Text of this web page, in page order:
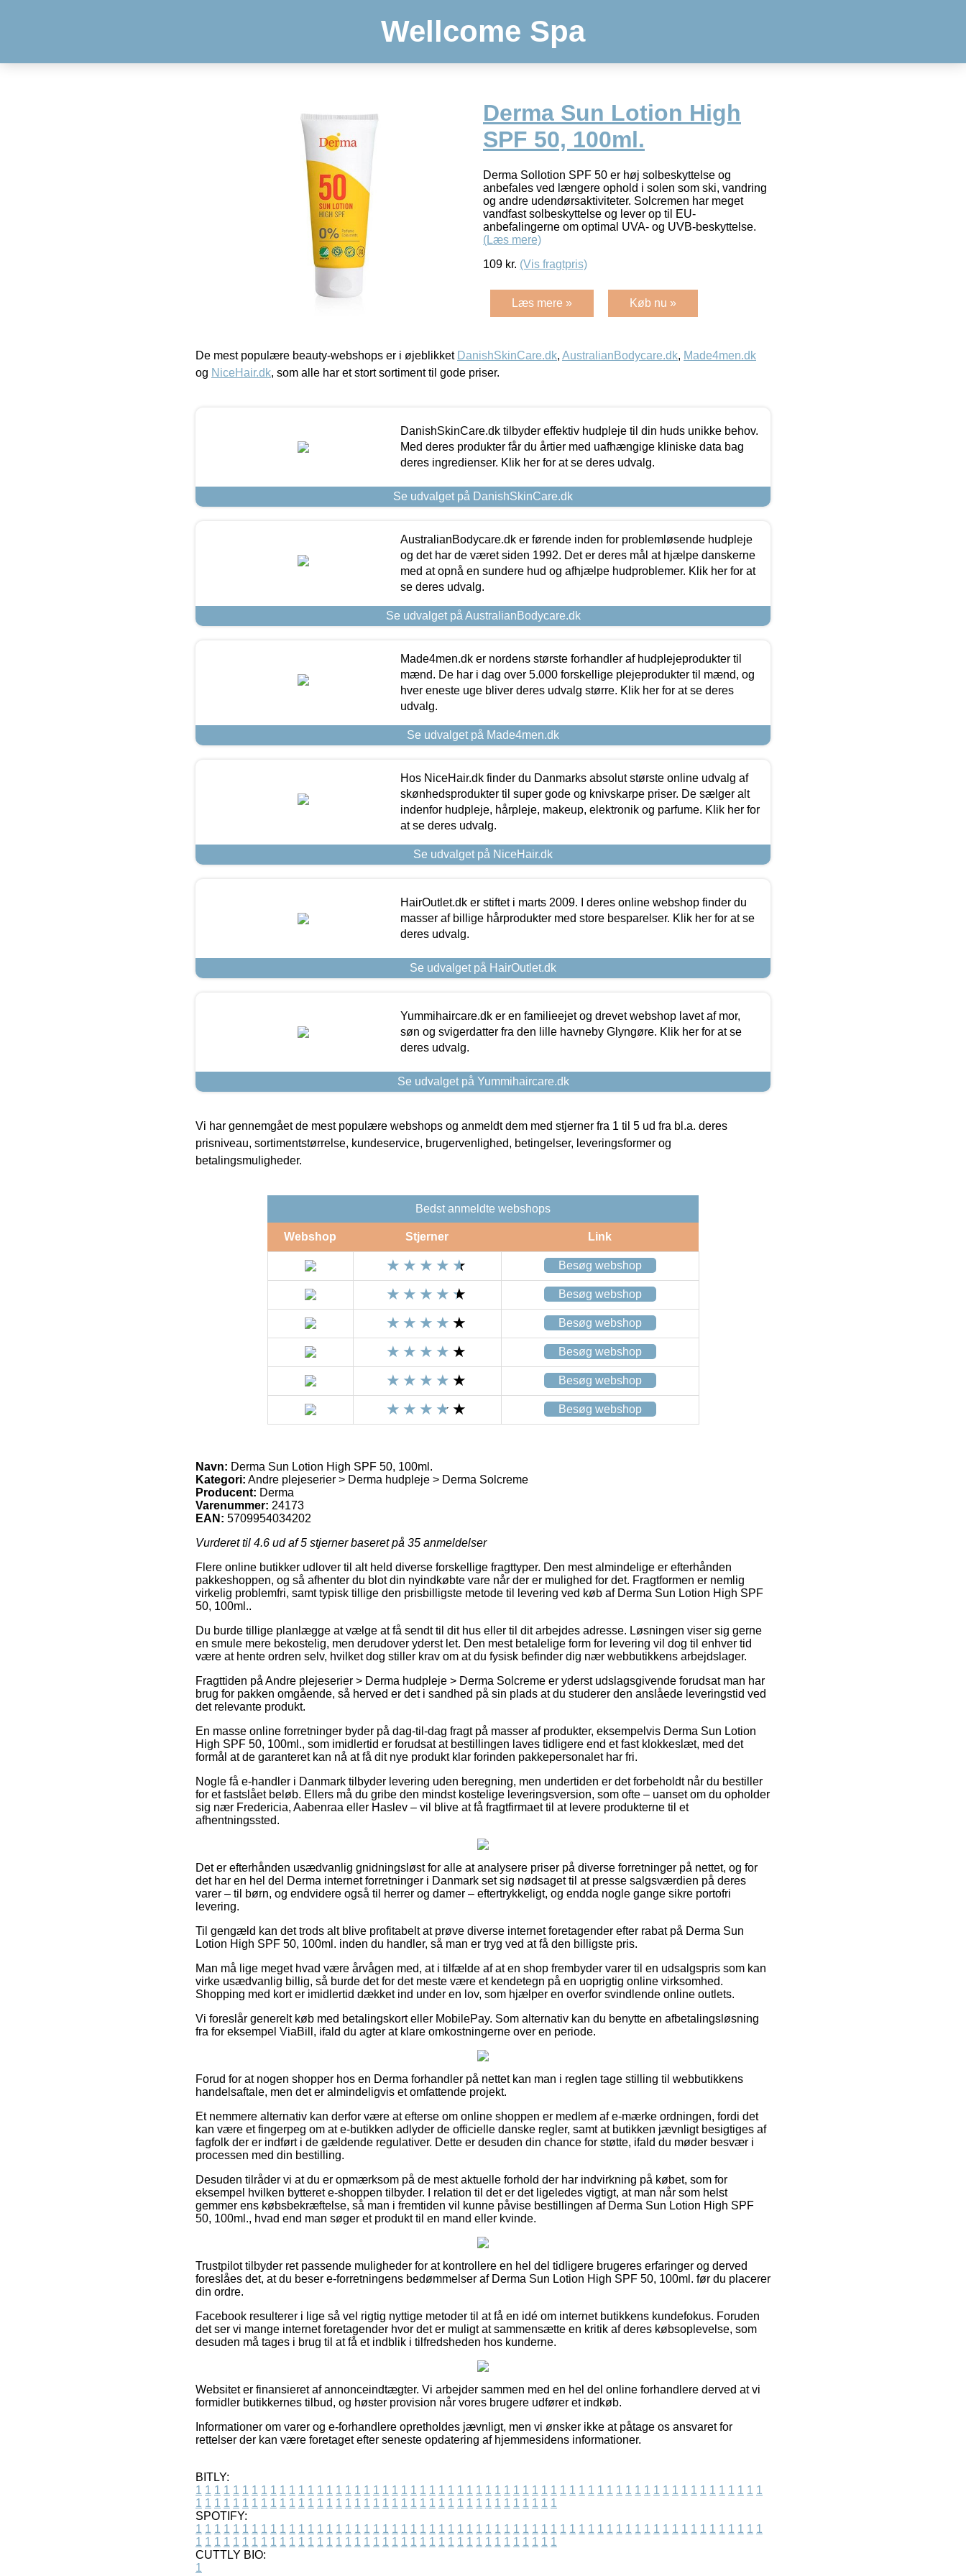
Wellcome Spa
Derma Sun Lotion High
SPF 50, 100ml.
Derma Sollotion SPF 50 er høj solbeskyttelse og
anbefales ved længere ophold i solen som ski, vandring
og andre udendørsaktiviteter. Solcremen har meget
vandfast solbeskyttelse og lever op til EU-
anbefalingerne om optimal UVA- og UVB-beskyttelse.
(Læs mere)
109 kr. (Vis fragtpris)
Læs mere » Køb nu »
De mest populære beauty-webshops er i øjeblikket DanishSkinCare.dk, AustralianBodycare.dk, Made4men.dk
og NiceHair.dk, som alle har et stort sortiment til gode priser.
DanishSkinCare.dk tilbyder effektiv hudpleje til din huds unikke behov.
Med deres produkter får du årtier med uafhængige kliniske data bag
deres ingredienser. Klik her for at se deres udvalg.
Se udvalget på DanishSkinCare.dk
AustralianBodycare.dk er førende inden for problemløsende hudpleje
og det har de været siden 1992. Det er deres mål at hjælpe danskerne
med at opnå en sundere hud og afhjælpe hudproblemer. Klik her for at
se deres udvalg.
Se udvalget på AustralianBodycare.dk
Made4men.dk er nordens største forhandler af hudplejeprodukter til
mænd. De har i dag over 5.000 forskellige plejeprodukter til mænd, og
hver eneste uge bliver deres udvalg større. Klik her for at se deres
udvalg.
Se udvalget på Made4men.dk
Hos NiceHair.dk finder du Danmarks absolut største online udvalg af
skønhedsprodukter til super gode og knivskarpe priser. De sælger alt
indenfor hudpleje, hårpleje, makeup, elektronik og parfume. Klik her for
at se deres udvalg.
Se udvalget på NiceHair.dk
HairOutlet.dk er stiftet i marts 2009. I deres online webshop finder du
masser af billige hårprodukter med store besparelser. Klik her for at se
deres udvalg.
Se udvalget på HairOutlet.dk
Yummihaircare.dk er en familieejet og drevet webshop lavet af mor,
søn og svigerdatter fra den lille havneby Glyngøre. Klik her for at se
deres udvalg.
Se udvalget på Yummihaircare.dk
Vi har gennemgået de mest populære webshops og anmeldt dem med stjerner fra 1 til 5 ud fra bl.a. deres
prisniveau, sortimentstørrelse, kundeservice, brugervenlighed, betingelser, leveringsformer og
betalingsmuligheder.
Bedst anmeldte webshops
Webshop Stjerner Link
Besøg webshop
Besøg webshop
Besøg webshop
Besøg webshop
Besøg webshop
Besøg webshop
Navn: Derma Sun Lotion High SPF 50, 100ml.
Kategori: Andre plejeserier > Derma hudpleje > Derma Solcreme
Producent: Derma
Varenummer: 24173
EAN: 5709954034202
Vurderet til 4.6 ud af 5 stjerner baseret på 35 anmeldelser
Flere online butikker udlover til alt held diverse forskellige fragttyper. Den mest almindelige er efterhånden
pakkeshoppen, og så afhenter du blot din nyindkøbte vare når der er mulighed for det. Fragtformen er nemlig
virkelig problemfri, samt typisk tillige den prisbilligste metode til levering ved køb af Derma Sun Lotion High SPF
50, 100ml..
Du burde tillige planlægge at vælge at få sendt til dit hus eller til dit arbejdes adresse. Løsningen viser sig gerne
en smule mere bekostelig, men derudover yderst let. Den mest betalelige form for levering vil dog til enhver tid
være at hente ordren selv, hvilket dog stiller krav om at du fysisk befinder dig nær webbutikkens arbejdslager.
Fragttiden på Andre plejeserier > Derma hudpleje > Derma Solcreme er yderst udslagsgivende forudsat man har
brug for pakken omgående, så herved er det i sandhed på sin plads at du studerer den anslåede leveringstid ved
det relevante produkt.
En masse online forretninger byder på dag-til-dag fragt på masser af produkter, eksempelvis Derma Sun Lotion
High SPF 50, 100ml., som imidlertid er forudsat at bestillingen laves tidligere end et fast klokkeslæt, med det
formål at de garanteret kan nå at få dit nye produkt klar forinden pakkepersonalet har fri.
Nogle få e-handler i Danmark tilbyder levering uden beregning, men undertiden er det forbeholdt når du bestiller
for et fastslået beløb. Ellers må du gribe den mindst kostelige leveringsversion, som ofte – uanset om du opholder
sig nær Fredericia, Aabenraa eller Haslev – vil blive at få fragtfirmaet til at levere produkterne til et
afhentningssted.
Det er efterhånden usædvanlig gnidningsløst for alle at analysere priser på diverse forretninger på nettet, og for
det har en hel del Derma internet forretninger i Danmark set sig nødsaget til at presse salgsværdien på deres
varer – til børn, og endvidere også til herrer og damer – eftertrykkeligt, og endda nogle gange sikre portofri
levering.
Til gengæld kan det trods alt blive profitabelt at prøve diverse internet foretagender efter rabat på Derma Sun
Lotion High SPF 50, 100ml. inden du handler, så man er tryg ved at få den billigste pris.
Man må lige meget hvad være årvågen med, at i tilfælde af at en shop frembyder varer til en udsalgspris som kan
virke usædvanlig billig, så burde det for det meste være et kendetegn på en uoprigtig online virksomhed.
Shopping med kort er imidlertid dækket ind under en lov, som hjælper en overfor svindlende online outlets.
Vi foreslår generelt køb med betalingskort eller MobilePay. Som alternativ kan du benytte en afbetalingsløsning
fra for eksempel ViaBill, ifald du agter at klare omkostningerne over en periode.
Forud for at nogen shopper hos en Derma forhandler på nettet kan man i reglen tage stilling til webbutikkens
handelsaftale, men det er almindeligvis et omfattende projekt.
Et nemmere alternativ kan derfor være at efterse om online shoppen er medlem af e-mærke ordningen, fordi det
kan være et fingerpeg om at e-butikken adlyder de officielle danske regler, samt at butikken jævnligt besigtiges af
fagfolk der er indført i de gældende regulativer. Dette er desuden din chance for støtte, ifald du møder besvær i
processen med din bestilling.
Desuden tilråder vi at du er opmærksom på de mest aktuelle forhold der har indvirkning på købet, som for
eksempel hvilken bytteret e-shoppen tilbyder. I relation til det er det ligeledes vigtigt, at man når som helst
gemmer ens købsbekræftelse, så man i fremtiden vil kunne påvise bestillingen af Derma Sun Lotion High SPF
50, 100ml., hvad end man søger et produkt til en mand eller kvinde.
Trustpilot tilbyder ret passende muligheder for at kontrollere en hel del tidligere brugeres erfaringer og derved
foreslåes det, at du beser e-forretningens bedømmelser af Derma Sun Lotion High SPF 50, 100ml. før du placerer
din ordre.
Facebook resulterer i lige så vel rigtig nyttige metoder til at få en idé om internet butikkens kundefokus. Foruden
det ser vi mange internet foretagender hvor det er muligt at sammensætte en kritik af deres købsoplevelse, som
desuden må tages i brug til at få et indblik i tilfredsheden hos kunderne.
Websitet er finansieret af annonceindtægter. Vi arbejder sammen med en hel del online forhandlere derved at vi
formidler butikkernes tilbud, og høster provision når vores brugere udfører et indkøb.
Informationer om varer og e-forhandlere opretholdes jævnligt, men vi ønsker ikke at påtage os ansvaret for
rettelser der kan være foretaget efter seneste opdatering af hjemmesidens informationer.
BITLY:
1 1 1 1 1 1 1 1 1 1 1 1 1 1 1 1 1 1 1 1 1 1 1 1 1 1 1 1 1 1 1 1 1 1 1 1 1 1 1 1 1 1 1 1 1 1 1 1 1 1 1 1 1 1 1 1 1 1 1 1 1
1 1 1 1 1 1 1 1 1 1 1 1 1 1 1 1 1 1 1 1 1 1 1 1 1 1 1 1 1 1 1 1 1 1 1 1 1 1 1
SPOTIFY:
1 1 1 1 1 1 1 1 1 1 1 1 1 1 1 1 1 1 1 1 1 1 1 1 1 1 1 1 1 1 1 1 1 1 1 1 1 1 1 1 1 1 1 1 1 1 1 1 1 1 1 1 1 1 1 1 1 1 1 1 1
1 1 1 1 1 1 1 1 1 1 1 1 1 1 1 1 1 1 1 1 1 1 1 1 1 1 1 1 1 1 1 1 1 1 1 1 1 1 1
CUTTLY BIO:
1